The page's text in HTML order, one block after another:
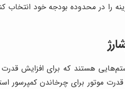
را در محدوده بودجه خود انتخاب
هستند که برای افزایش
موتور برای چرخاندن کمپرسور